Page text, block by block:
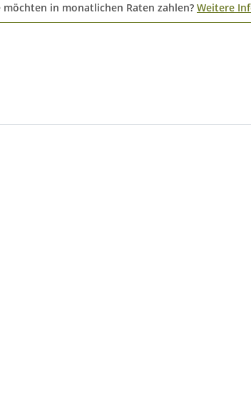
möchten in monatlichen Raten zahlen? Weitere